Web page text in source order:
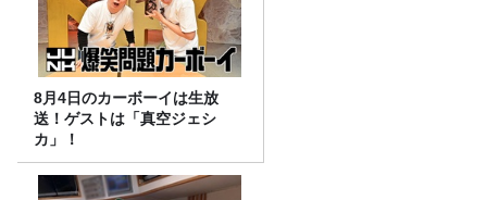
8月4日のカーボーイは生放
送！ゲストは「真空ジェシ
カ」！